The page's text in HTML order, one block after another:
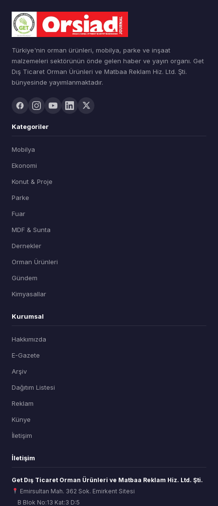
Türkiye'nin orman ürünleri, mobilya, parke ve inşaat
malzemeleri sektörünün önde gelen haber ve yayın organı. Get
Dış Ticaret Orman Ürünleri ve Matbaa Reklam Hiz. Ltd. Şti.
bünyesinde yayımlanmaktadır.
Kategoriler
Mobilya
Ekonomi
Konut & Proje
Parke
Fuar
MDF & Sunta
Dernekler
Orman Ürünleri
Gündem
Kimyasallar
Kurumsal
Hakkımızda
E-Gazete
Arşiv
Dağıtım Listesi
Reklam
Künye
İletişim
İletişim
Get Dış Ticaret Orman Ürünleri ve Matbaa Reklam Hiz. Ltd. Şti.
Emirsultan Mah. 362 Sok. Emirkent Sitesi
B Blok No:13 Kat:3 D:5